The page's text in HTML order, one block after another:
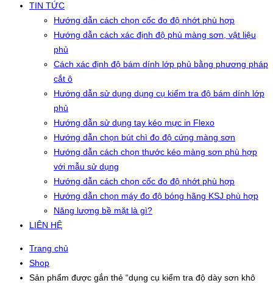
TIN TỨC
Hướng dẫn cách chọn cốc đo độ nhớt phù hợp
Hướng dẫn cách xác định độ phủ màng sơn, vật liệu
phủ
Cách xác định độ bám dính lớp phủ bằng phương pháp
cắt ô
Hướng dẫn sử dụng dụng cụ kiểm tra độ bám dính lớp
phủ
Hướng dẫn sử dụng tay kéo mực in Flexo
Hướng dẫn chọn bút chì đo độ cứng màng sơn
Hướng dẫn cách chọn thước kéo màng sơn phù hợp
với mẫu sử dụng
Hướng dẫn cách chọn cốc đo độ nhớt phù hợp
Hướng dẫn chọn máy đo độ bóng hãng KSJ phù hợp
Năng lượng bề mặt là gì?
LIÊN HỆ
Trang chủ
Shop
Sản phẩm được gắn thẻ “dụng cụ kiểm tra độ dày sơn khô